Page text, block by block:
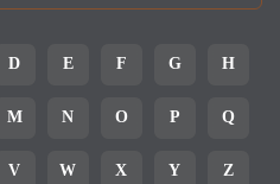
D E F G H
M N O P Q
V W X Y Z